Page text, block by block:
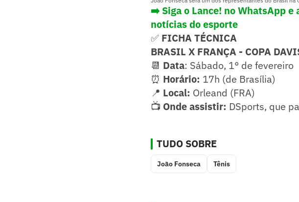
➡️ Siga o Lance! no WhatsApp
notícias do esporte
✅ FICHA TÉCNICA
BRASIL X FRANÇA - COPA
📆 Data: Sábado, 1° de fevereiro
⏰ Horário: 17h (de Brasília)
📍 Local: Orleand (FRA)
📺 Onde assistir: DSports, que
TUDO SOBRE
João Fonseca Tênis